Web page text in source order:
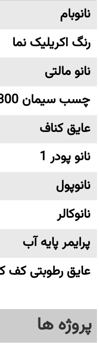
نانوبام
رنگ اکریلیک نما
نانو مالتی
چسب سیمان 300
عایق کناف
نانو پودر 1
نانوپول
نانوکالر
پرایمر پایه آب
عایق رطوبتی کف
پروژه ها